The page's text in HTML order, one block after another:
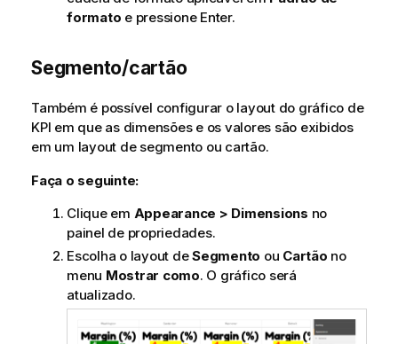
formato e pressione Enter.
Segmento/cartão
Também é possível configurar o layout do gráfico de
KPI em que as dimensões e os valores são exibidos
em um layout de segmento ou cartão.
Faça o seguinte:
Clique em Appearance > Dimensions no
painel de propriedades.
Escolha o layout deSegmento ou Cartão no
menu Mostrar como. O gráfico será
atualizado.